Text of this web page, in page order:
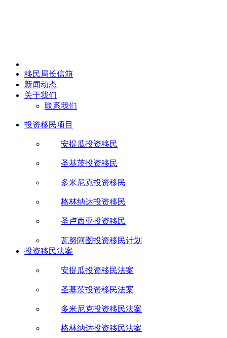
移民局长信箱
新闻动态
关于我们
联系我们
投资移民项目
安提瓜投资移民
圣基茨投资移民
多米尼克投资移民
格林纳达投资移民
圣卢西亚投资移民
瓦努阿图投资移民计划
投资移民法案
安提瓜投资移民法案
圣基茨投资移民法案
多米尼克投资移民法案
格林纳达投资移民法案